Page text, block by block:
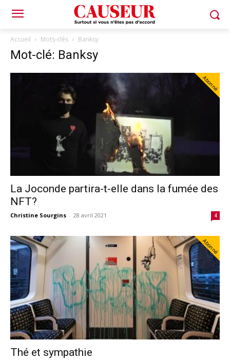
Accueil Mots-clés Banksy
Mot-clé: Banksy
Abonné
La Joconde partira-t-elle dans la fumée des
NFT?
Christine Sourgins - 28 avril 2021 4
Abonné
Thé et sympathie